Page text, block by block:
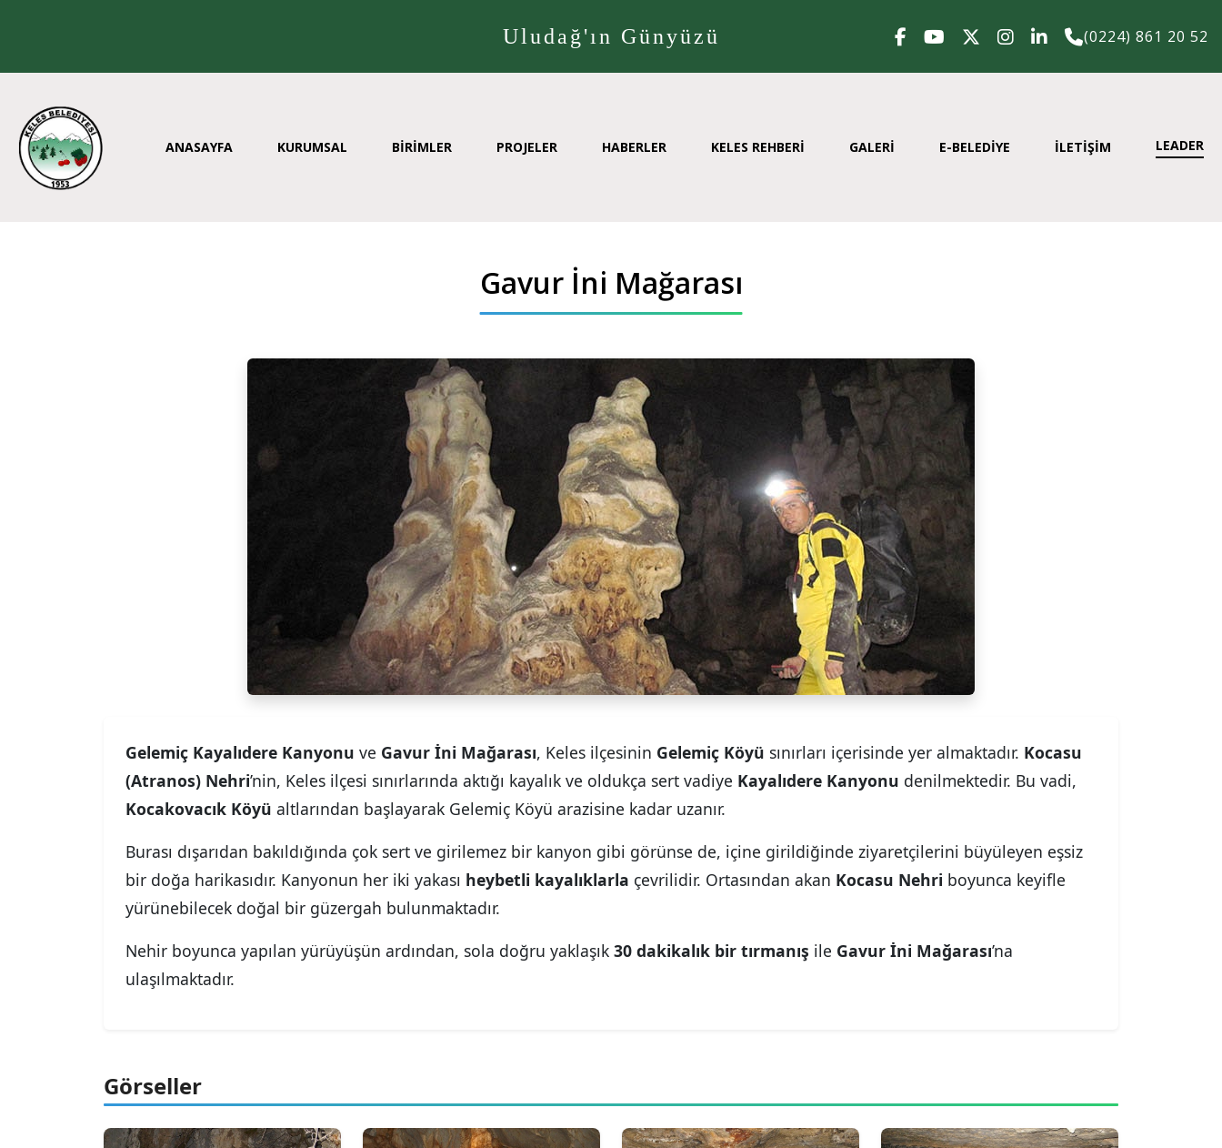
Uludağ'ın Günyüzü (0224) 861 20 52
ANASAYFA KURUMSAL BİRİMLER PROJELER HABERLER KELES REHBERİ GALERİ E-BELEDİYE İLETİŞİM LEADER
Gavur İni Mağarası
Gelemiç Kayalıdere Kanyonu ve Gavur İni Mağarası, Keles ilçesinin Gelemiç Köyü sınırları içerisinde yer almaktadır. Kocasu
(Atranos) Nehri’nin, Keles ilçesi sınırlarında aktığı kayalık ve oldukça sert vadiye Kayalıdere Kanyonu denilmektedir. Bu vadi,
Kocakovacık Köyü altlarından başlayarak Gelemiç Köyü arazisine kadar uzanır.
Burası dışarıdan bakıldığında çok sert ve girilemez bir kanyon gibi görünse de, içine girildiğinde ziyaretçilerini büyüleyen eşsiz
bir doğa harikasıdır. Kanyonun her iki yakası heybetli kayalıklarla çevrilidir. Ortasından akan Kocasu Nehri boyunca keyifle
yürünebilecek doğal bir güzergah bulunmaktadır.
Nehir boyunca yapılan yürüyüşün ardından, sola doğru yaklaşık 30 dakikalık bir tırmanış ile Gavur İni Mağarası’na
ulaşılmaktadır.
Görseller